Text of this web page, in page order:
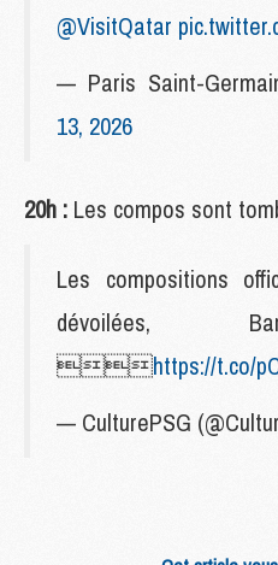
@VisitQatar
— Paris Saint-
13, 2026
20h : Les compos sont
Les compositions
dévoilées,
https://t.co/
— CulturePSG